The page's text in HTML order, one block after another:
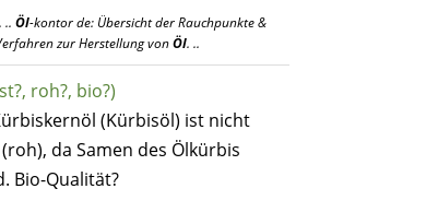
.. Öl-kontor de: Übersicht der Rauchpunkte &
zur Herstellung vonÖl. ..
roh?, bio?)
(Kürbisöl) ist nicht
da Samen des Ölkürbis
Bio-Qualität?